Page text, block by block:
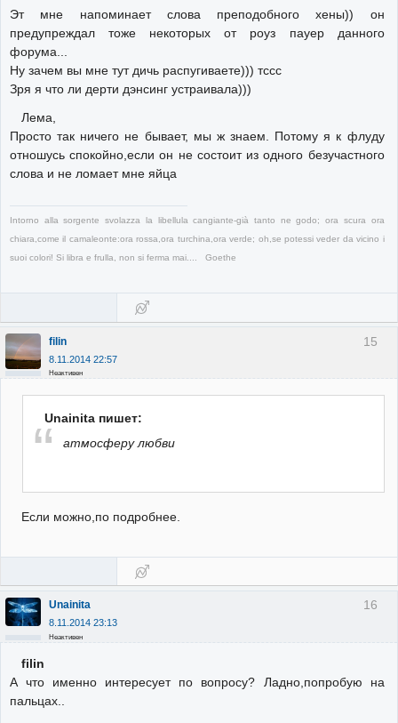
Эт мне напоминает слова преподобного хены)) он
предупреждал тоже некоторых от роуз пауер данного
форума...
Ну зачем вы мне тут дичь распугиваете))) тссс
Зря я что ли дерти дэнсинг устраивала)))
Лема,
Просто так ничего не бывает, мы ж знаем. Потому я к флуду
отношусь спокойно,если он не состоит из одного безучастного
слова и не ломает мне яйца
Intorno alla sorgente svolazza la libellula cangiante-già tanto ne godo; ora scura ora
chiara,come il camaleonte:ora rossa,ora turchina,ora verde; oh,se potessi veder da vicino i
suoi colori! Si libra e frulla, non si ferma mai.... Goethe
15
filin
8.11.2014 22:57
Неактивен
Unainita пишет:
атмосферу любви
Если можно,по подробнее.
16
Unainita
8.11.2014 23:13
Неактивен
filin
А что именно интересует по вопросу? Ладно,попробую на
пальцах..